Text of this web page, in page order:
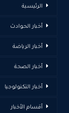
الرئيسية
أخبار الحوادث
أخبار الرياضة
أخبار الصحة
أخبار التكنولوجيا
أقسام الأخبار